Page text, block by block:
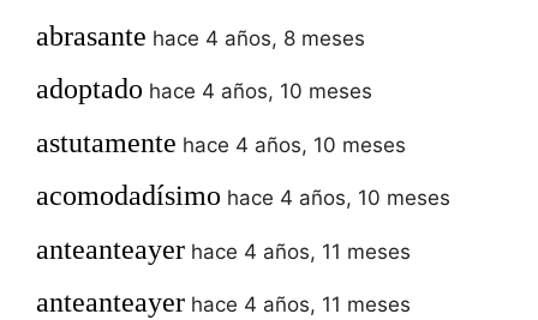
abrasante hace 4 años, 8 meses
adoptado hace 4 años, 10 meses
astutamente hace 4 años, 10 meses
acomodadísimo hace 4 años, 10 meses
anteanteayer hace 4 años, 11 meses
anteanteayer hace 4 años, 11 meses